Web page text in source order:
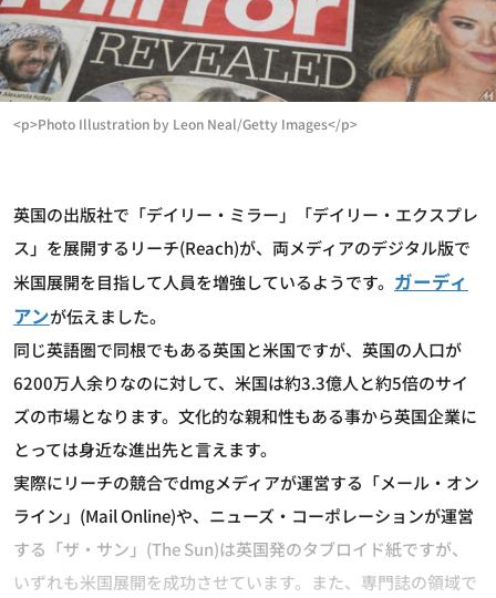
<p>Photo Illustration by Leon Neal/Getty Images</p>
英国の出版社で「デイリー・ミラー」「デイリー・エクスプレ
ス」を展開するリーチ(Reach)が、両メディアのデジタル版で
米国展開を目指して人員を増強しているようです。 ガーディ
アンが伝えました。
同じ英語圏で同根でもある英国と米国ですが、英国の人口が
6200万人余りなのに対して、米国は約3.3億人と約5倍のサイ
ズの市場となります。文化的な親和性もある事から英国企業に
とっては身近な進出先と言えます。
実際にリーチの競合でdmgメディアが運営する「メール・オン
ライン」(Mail Online)や、ニューズ・コーポレーションが運営
する「ザ・サン」(The Sun)は英国発のタブロイド紙ですが、
いずれも米国展開を成功させています。また、専門誌の領域で